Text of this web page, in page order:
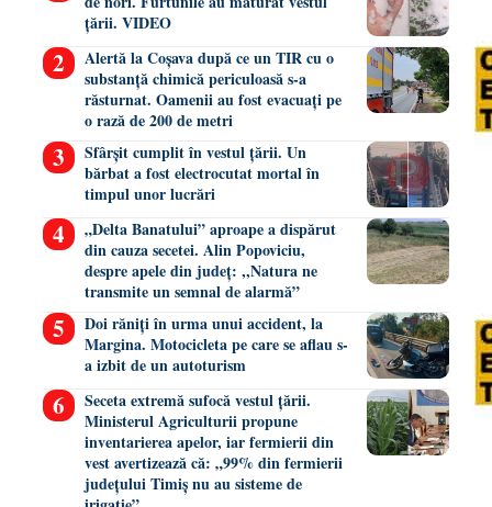
țării. VIDEO
Alertă la Coșava după ce un TIR cu o
substanță chimică periculoasă s-a
răsturnat. Oamenii au fost evacuați pe
o rază de 200 de metri
Sfârșit cumplit în vestul țării. Un
bărbat a fost electrocutat mortal în
timpul unor lucrări
„Delta Banatului” aproape a dispărut
din cauza secetei. Alin Popoviciu,
despre apele din județ: ,,Natura ne
transmite un semnal de alarmă”
Doi răniți în urma unui accident, la
Margina. Motocicleta pe care se aflau s-
a izbit de un autoturism
Seceta extremă sufocă vestul țării.
Ministerul Agriculturii propune
inventarierea apelor, iar fermierii din
vest avertizează că: „99% din fermierii
județului Timiș nu au sisteme de